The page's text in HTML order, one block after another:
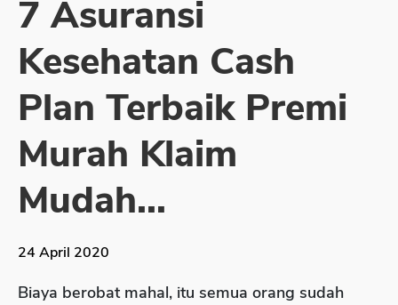
Sekuritas Saham
Bank Digital
Crypto
Assets Crypto
Exchange
Asuransi
Asuransi Kesehatan
7 Asuransi
Kesehatan Cash
Plan Terbaik Premi
Murah Klaim
Mudah...
24 April 2020
Biaya berobat mahal, itu semua orang sudah